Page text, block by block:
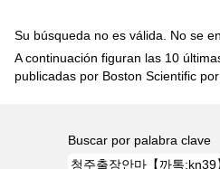
Su búsqueda no es válida. No se
A continuación figuran las 10
publicadas por Boston Scientific
Buscar por palabra clave